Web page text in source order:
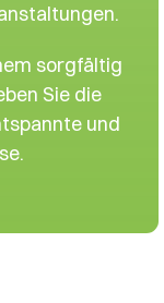
sorgfältig
Sie die
und